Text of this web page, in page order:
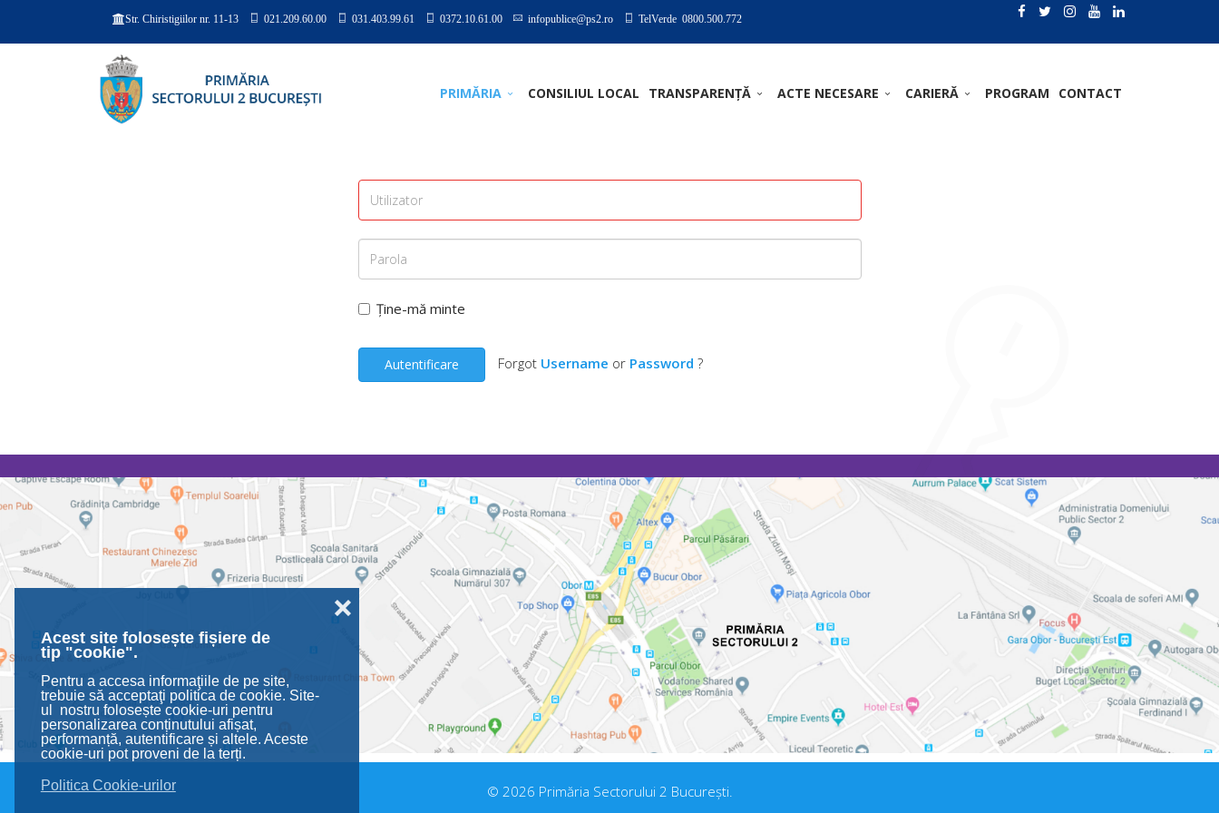
Acest site folosește fișiere de
tip "cookie".
Pentru a accesa informaţiile de pe site,
trebuie să acceptaţi politica de cookie. Site-
ul nostru folosește cookie-uri pentru
personalizarea conținutului afișat,
performanță, autentificare și altele. Aceste
cookie-uri pot proveni de la terți.
Politica Cookie-urilor
❌
Str. Chiristigiilor nr. 11-13 021.209.60.00 031.403.99.61 0372.10.61.00 infopublice@ps2.ro TelVerde 0800.500.772
PRIMĂRIA CONSILIUL LOCAL TRANSPARENȚĂ ACTE NECESARE CARIERĂ PROGRAM CONTACT
Ține-mă minte
Autentificare Forgot Username or Password ?
© 2026 Primăria Sectorului 2 București.